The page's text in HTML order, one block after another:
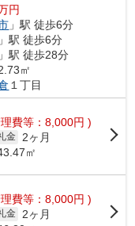
円
」駅 徒歩6分
」駅 徒歩6分
」駅 徒歩28分
㎡
１丁目
費等：8,000円 )
金
2ヶ月
㎡
費等：8,000円 )
金
2ヶ月